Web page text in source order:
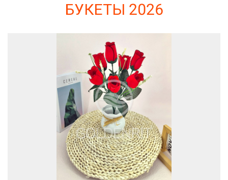
БУКЕТЫ 2026